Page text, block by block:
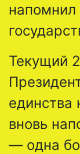
напомнил
Текущий
единства
вновь
— одна